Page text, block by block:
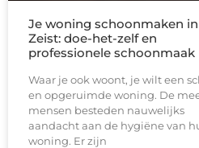
Je woning schoonmaken in
Zeist: doe-het-zelf en
professionele schoonmaak
Waar je ook woont, je wilt een
en opgeruimde woning. De
mensen besteden nauwelijks
aandacht aan de hygiëne van
woning. Er zijn